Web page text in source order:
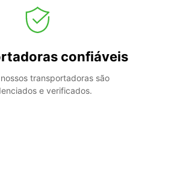
confiáveis
transportadoras são
e verificados.